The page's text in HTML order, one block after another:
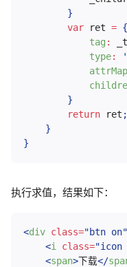
}
var ret = {
tag :
type:
attrMap
}
return ret ;
}
}
执行求值，结果如下：
<div class="btn on"
<i class="icon
<span>下载</